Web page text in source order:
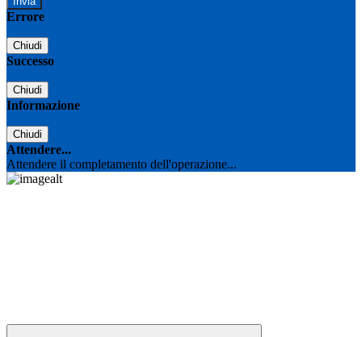
Errore
Chiudi
Successo
Chiudi
Informazione
Chiudi
Attendere...
Attendere il completamento dell'operazione...